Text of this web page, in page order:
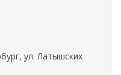
, ул. Латышских